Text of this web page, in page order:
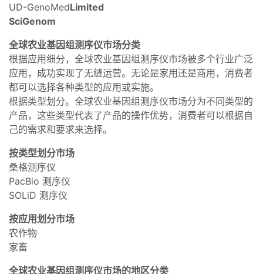
UD-GenoMedLimited
SciGenom
全球农业基因组测序仪市场分类
根据应用细分，全球农业基因组测序仪市场被多个行业广泛
应用，成功实现了无缝运营。无论是家用还是商用，消费者
都可以选择各种类型的应用或实施。
根据类型划分。全球农业基因组测序仪市场分为不同类型的
产品，这些类型代表了产品的操作优势，消费者可以根据自
己的需求和要求来选择。
按类型划分市场
桑格测序仪
PacBio 测序仪
SOLiD 测序仪
按应用划分市场
农作物
家畜
全球农业基因组测序仪市场的地区分类